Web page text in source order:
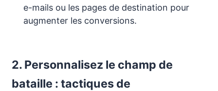
e-mails ou les pages de destination pour
augmenter les conversions.
2. Personnalisez le champ de
bataille : tactiques de